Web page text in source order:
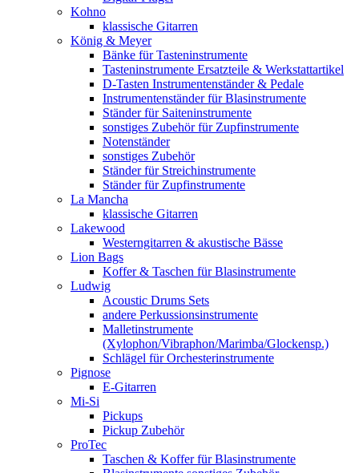
Kohno
klassische Gitarren
König & Meyer
Bänke für Tasteninstrumente
Tasteninstrumente Ersatzteile & Werkstattartikel
D-Tasten Instrumentenständer & Pedale
Instrumentenständer für Blasinstrumente
Ständer für Saiteninstrumente
sonstiges Zubehör für Zupfinstrumente
Notenständer
sonstiges Zubehör
Ständer für Streichinstrumente
Ständer für Zupfinstrumente
La Mancha
klassische Gitarren
Lakewood
Westerngitarren & akustische Bässe
Lion Bags
Koffer & Taschen für Blasinstrumente
Ludwig
Acoustic Drums Sets
andere Perkussionsinstrumente
Malletinstrumente
(Xylophon/Vibraphon/Marimba/Glockensp.)
Schlägel für Orchesterinstrumente
Pignose
E-Gitarren
Mi-Si
Pickups
Pickup Zubehör
ProTec
Taschen & Koffer für Blasinstrumente